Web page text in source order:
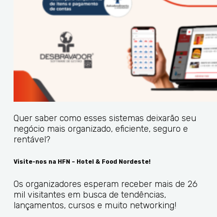
Quer saber como esses sistemas deixarão seu
negócio mais organizado, eficiente, seguro e
rentável?
Visite-nos na HFN – Hotel & Food Nordeste!
Os organizadores esperam receber mais de 26
mil visitantes em busca de tendências,
lançamentos, cursos e muito networking!